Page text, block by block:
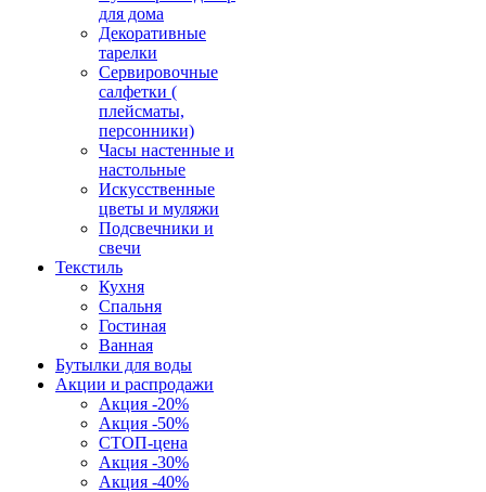
для дома
Декоративные
тарелки
Сервировочные
салфетки (
плейсматы,
персонники)
Часы настенные и
настольные
Искусственные
цветы и муляжи
Подсвечники и
свечи
Текстиль
Кухня
Спальня
Гостиная
Ванная
Бутылки для воды
Акции и распродажи
Акция -20%
Акция -50%
СТОП-цена
Акция -30%
Акция -40%